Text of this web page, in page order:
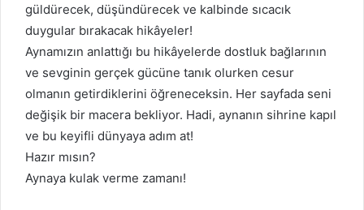
güldürecek, düşündürecek ve kalbinde sıcacık
duygular bırakacak hikâyeler!
Aynamızın anlattığı bu hikâyelerde dostluk bağlarının
ve sevginin gerçek gücüne tanık olurken cesur
olmanın getirdiklerini öğreneceksin. Her sayfada seni
değişik bir macera bekliyor. Hadi, aynanın sihrine kapıl
ve bu keyifli dünyaya adım at!
Hazır mısın?
Aynaya kulak verme zamanı!